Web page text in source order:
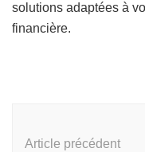
solutions adaptées à
financière.
d'article
Article précédent